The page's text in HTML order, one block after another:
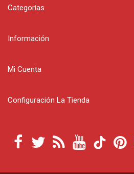
Categorías
Información
Mi Cuenta
Configuración La Tienda